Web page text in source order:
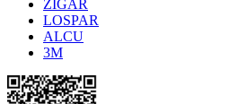
ZİGAR
LOSPAR
ALCU
3M